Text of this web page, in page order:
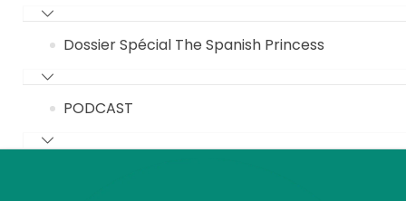
Dossier Spécial The Spanish Princess
PODCAST